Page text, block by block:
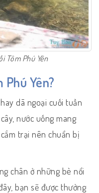
Tôm Phú Yên
Yên?
dã ngoại cuối tuần
nước uống mang
trại nên chuẩn bị
chân ở những bè nổi
bạn sẽ được thưởng